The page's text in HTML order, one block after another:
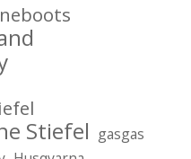
Stiefel gasgas